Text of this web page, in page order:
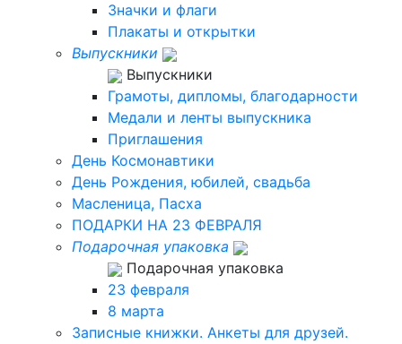
Значки и флаги
Плакаты и открытки
Выпускники
Выпускники
Грамоты, дипломы, благодарности
Медали и ленты выпускника
Приглашения
День Космонавтики
День Рождения, юбилей, свадьба
Масленица, Пасха
ПОДАРКИ НА 23 ФЕВРАЛЯ
Подарочная упаковка
Подарочная упаковка
23 февраля
8 марта
Записные книжки. Анкеты для друзей.